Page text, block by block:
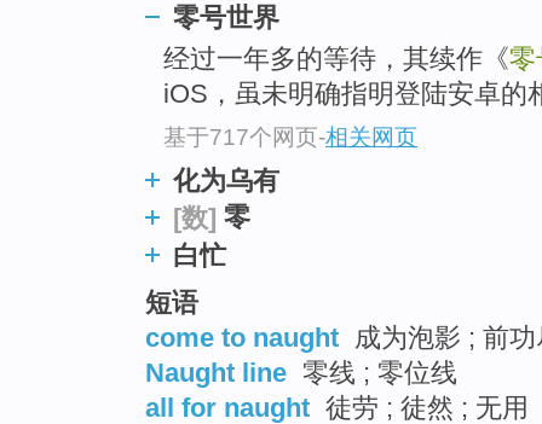
零号世界
经过一年多的等待，其续作《
iOS，虽未明确指明登陆安卓的
基于717个网页-相关网页
化为乌有
[数] 零
白忙
短语
come to naught 成为泡影 ; 前
Naught line 零线 ; 零位线
all for naught 徒劳 ; 徒然 ; 无用